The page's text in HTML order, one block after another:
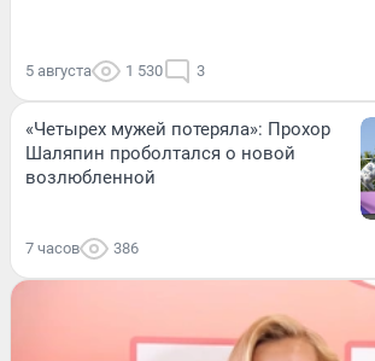
5 августа 1 530 3
«Четырех мужей потеряла»: Прохор
Шаляпин проболтался о новой
возлюбленной
7 часов 386